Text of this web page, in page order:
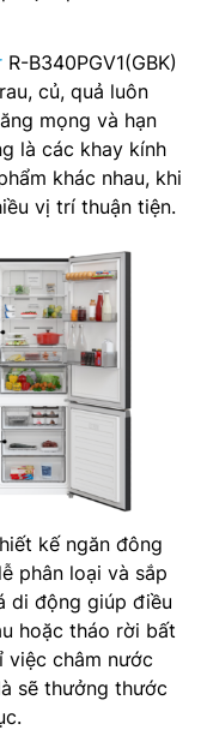
R-B340PGV1(GBK)
củ, quả luôn
mọng và hạn
là các khay kính
khác nhau, khi
vị trí thuận tiện.
kế ngăn đông
phân loại và sắp
di động giúp điều
hoặc tháo rời bất
việc châm nước
sẽ thưởng thước